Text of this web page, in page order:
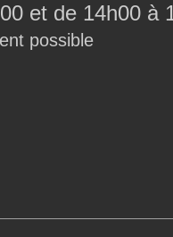
et de 14h00 à
possible